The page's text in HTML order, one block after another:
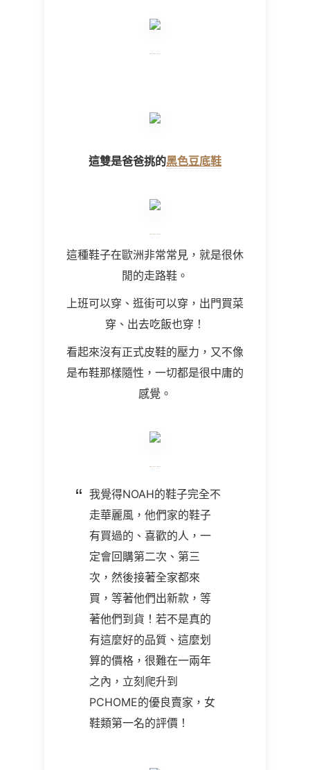
這雙是爸爸挑的黑色豆底鞋
這種鞋子在歐洲非常常見，就是很休
閒的走路鞋。
上班可以穿、逛街可以穿，出門買菜
穿、出去吃飯也穿！
看起來沒有正式皮鞋的壓力，又不像
是布鞋那樣隨性，一切都是很中庸的
感覺。
我覺得NOAH的鞋子完全不
走華麗風，他們家的鞋子
有買過的、喜歡的人，一
定會回購第二次、第三
次，然後接著全家都來
買，等著他們出新款，等
著他們到貨！若不是真的
有這麼好的品質、這麼划
算的價格，很難在一兩年
之內，立刻爬升到
PCHOME的優良賣家，女
鞋類第一名的評價！